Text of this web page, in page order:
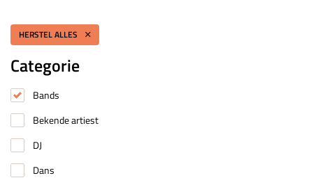
HERSTEL ALLES
Categorie
Bands
Bekende artiest
DJ
Dans